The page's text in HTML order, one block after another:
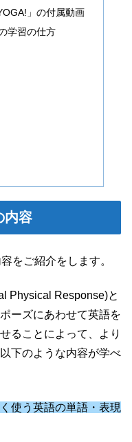
」の付属動画
学習の仕方
内容
をご紹介をします。
Physical Response)と
ーズにあわせて英語を
ることによって、より
下のような内容が学べ
使う英語の単語・表現